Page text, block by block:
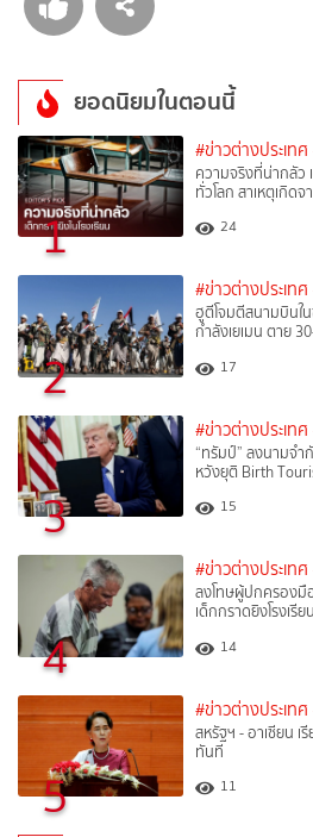
ยอดนิยมในตอนนี้
1
#ข่าวต่างประเทศ
ความจริงที่น่ากลัว
ทั่วโลก สาเหตุเกิดจ
24
2
#ข่าวต่างประเทศ
ฮูตีโจมตีสนามบินใน
กำลังเยเมน ตาย
17
3
#ข่าวต่างประเทศ
“ทรัมป์” ลงนามจ
หวังยุติ Birth
15
4
#ข่าวต่างประเทศ
ลงโทษผู้ปกครอง
เด็กกราดยิงโรงเรี
14
5
#ข่าวต่างประเทศ
สหรัฐฯ - อาเซียน
ทันที
11